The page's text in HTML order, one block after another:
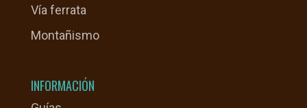
Vía ferrata
Montañismo
INFORMACIÓN